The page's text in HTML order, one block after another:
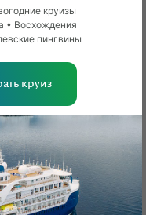
работодателю при
круизы
• Восхождения
пингвины
круиз